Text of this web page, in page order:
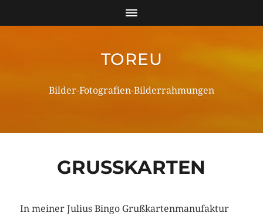
TOREU
Bilder-Fotografien-Bilderrahmungen
GRUSSKARTEN
In meiner Julius Bingo Grußkartenmanufaktur